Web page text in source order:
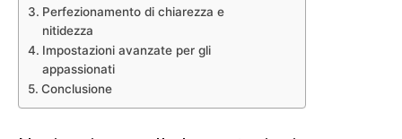
Perfezionamento di chiarezza e
nitidezza
Impostazioni avanzate per gli
appassionati
Conclusione